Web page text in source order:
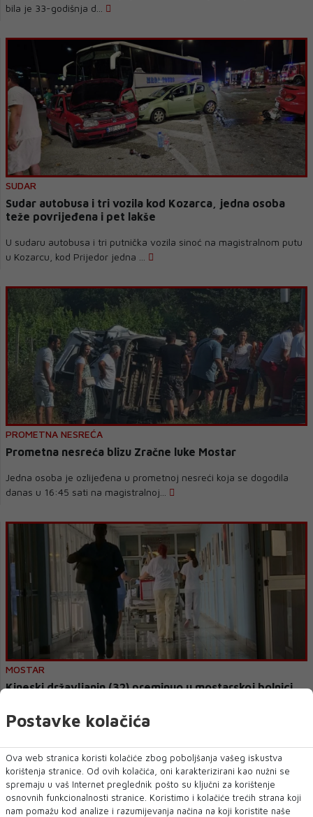
bila je 33-godišnja d...
SUDAR
Sudar autobusa i tri vozila kod Kozarca, jedna osoba
teže povrijeđena i pet lakše
U sudaru autobusa i tri putnička vozila sinoć na magistralnom putu
u Kozarcu, kod Prijedor jedna ...
PROMETNA NESREĆA
Prometna nesreća blizu Zračne luke Mostar
Jedna osoba je ozlijeđena u prometnoj nesreći koja se dogodila
danas u 16:45 sati na magistralnoj...
MOSTAR
Kineski državljanin (32) preminuo u mostarskoj bolnici
U Kantonalnoj bolnici "Dr. Safet Mujić" danas je u 11.20 sati usljed
Postavke kolačića
Ova web stranica koristi kolačiće zbog poboljšanja vašeg iskustva
korištenja stranice. Od ovih kolačića, oni karakterizirani kao nužni se
spremaju u vaš Internet preglednik pošto su ključni za korištenje
osnovnih funkcionalnosti stranice. Koristimo i kolačiće trećih strana koji
nam pomažu kod analize i razumijevanja načina na koji koristite naše